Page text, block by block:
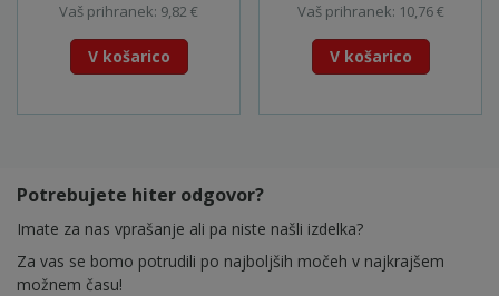
Vaš prihranek: 9,82 €
V košarico
Vaš prihranek: 10,76 €
V košarico
Potrebujete hiter odgovor?
Imate za nas vprašanje ali pa niste našli izdelka?
Za vas se bomo potrudili po najboljših močeh v najkrajšem
možnem času!